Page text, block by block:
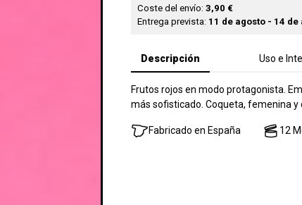
Coste del envío: 3,90 €
Entrega prevista: 11 de agosto - 14 de
Descripción Uso e
Frutos rojos en modo protagonista.
más sofisticado. Coqueta, femenina y
Fabricado en España 12